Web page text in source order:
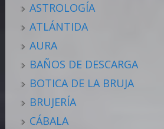
ASTROLOGÍA
ATLÁNTIDA
AURA
BAÑOS DE DESCARGA
BOTICA DE LA BRUJA
BRUJERÍA
CÁBALA